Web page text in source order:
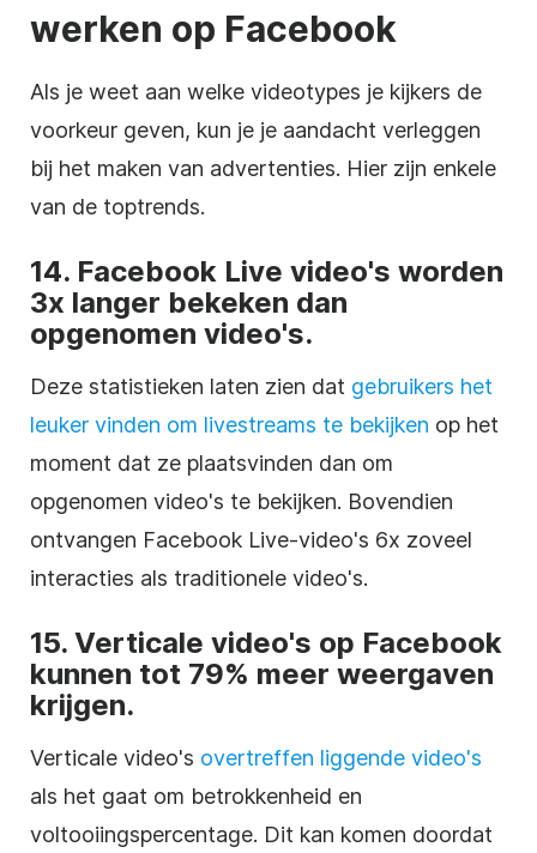
werken op Facebook
Als je weet aan welke videotypes je kijkers de
voorkeur geven, kun je je aandacht verleggen
bij het maken van advertenties. Hier zijn enkele
van de toptrends.
14. Facebook Live video's worden
3x langer bekeken dan
opgenomen video's.
Deze statistieken laten zien dat gebruikers het
leuker vinden om livestreams te bekijken op het
moment dat ze plaatsvinden dan om
opgenomen video's te bekijken. Bovendien
ontvangen Facebook Live-video's 6x zoveel
interacties als traditionele video's.
15. Verticale video's op Facebook
kunnen tot 79% meer weergaven
krijgen.
Verticale video's overtreffen liggende video's
als het gaat om betrokkenheid en
voltooiingspercentage. Dit kan komen doordat